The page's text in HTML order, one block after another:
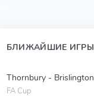
БЛИЖАЙШИЕ ИГРЫ
Thornbury - Brislington
FA Cup